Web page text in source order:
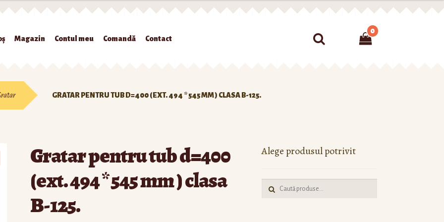
Magazin Contul meu Comandă Contact
0
GRATAR PENTRU TUB D=400 (EXT. 494 * 545 MM ) CLASA B-125.
Gratar pentru tub d=400
(ext. 494 * 545 mm ) clasa
B-125.
Alege produsul potrivit
Caută: